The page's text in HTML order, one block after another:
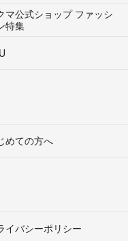
マ公式ショップ ファッシ
特集
めての方へ
イバシーポリシー